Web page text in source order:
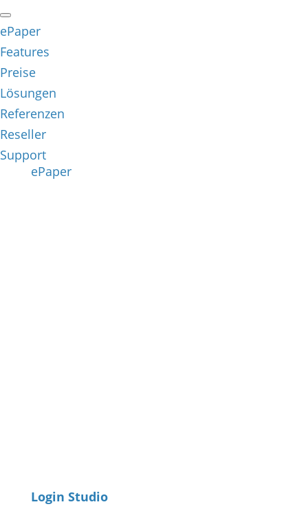
ePaper
Features
Preise
Lösungen
Referenzen
Reseller
Support
ePaper
Login Studio